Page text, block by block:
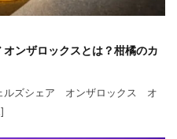
オンザロックスとは？柑橘のカ
ルズシェア オンザロックス オ